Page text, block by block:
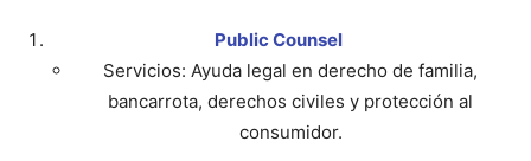
Public Counsel
Servicios: Ayuda legal en derecho de familia,
bancarrota, derechos civiles y protección al
consumidor.